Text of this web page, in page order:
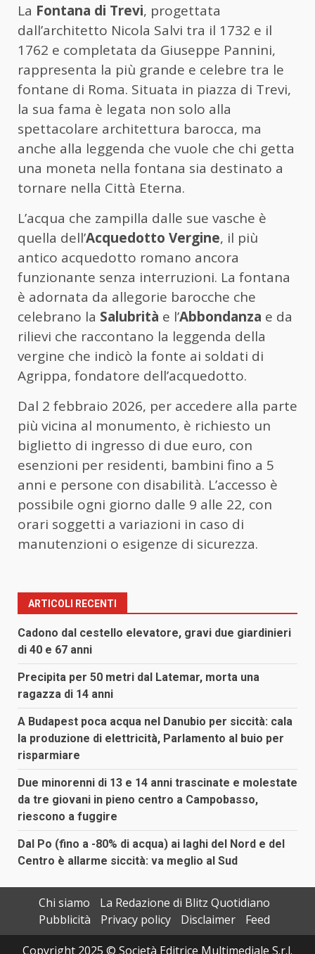
La Fontana di Trevi, progettata
dall’architetto Nicola Salvi tra il 1732 e il
1762 e completata da Giuseppe Pannini,
rappresenta la più grande e celebre tra le
fontane di Roma. Situata in piazza di Trevi,
la sua fama è legata non solo alla
spettacolare architettura barocca, ma
anche alla leggenda che vuole che chi getta
una moneta nella fontana sia destinato a
tornare nella Città Eterna.
L’acqua che zampilla dalle sue vasche è
quella dell’Acquedotto Vergine, il più
antico acquedotto romano ancora
funzionante senza interruzioni. La fontana
è adornata da allegorie barocche che
celebrano la Salubrità e l’Abbondanza e da
rilievi che raccontano la leggenda della
vergine che indicò la fonte ai soldati di
Agrippa, fondatore dell’acquedotto.
Dal 2 febbraio 2026, per accedere alla parte
più vicina al monumento, è richiesto un
biglietto di ingresso di due euro, con
esenzioni per residenti, bambini fino a 5
anni e persone con disabilità. L’accesso è
possibile ogni giorno dalle 9 alle 22, con
orari soggetti a variazioni in caso di
manutenzioni o esigenze di sicurezza.
ARTICOLI RECENTI
Cadono dal cestello elevatore, gravi due giardinieri
di 40 e 67 anni
Precipita per 50 metri dal Latemar, morta una
ragazza di 14 anni
A Budapest poca acqua nel Danubio per siccità: cala
la produzione di elettricità, Parlamento al buio per
risparmiare
Due minorenni di 13 e 14 anni trascinate e molestate
da tre giovani in pieno centro a Campobasso,
riescono a fuggire
Dal Po (fino a -80% di acqua) ai laghi del Nord e del
Centro è allarme siccità: va meglio al Sud
Chi siamo
La Redazione di Blitz Quotidiano
Pubblicità
Privacy policy Disclaimer
Feed
Copyright 2025 © Società Editrice Multimediale S.r.l.